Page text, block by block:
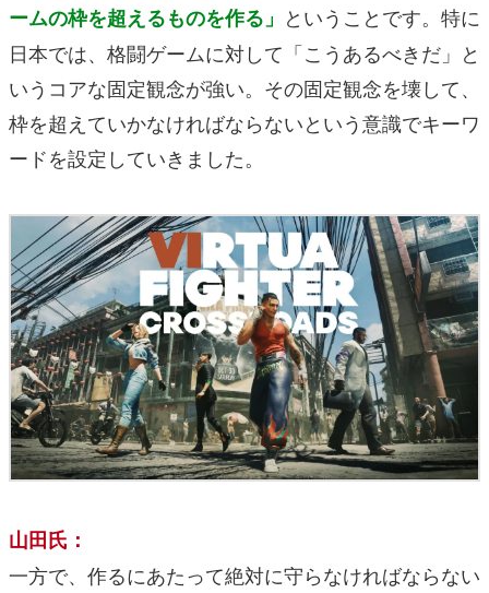
ームの枠を超えるものを作る」 ということです。特に
日本では、格闘ゲームに対して「こうあるべきだ」と
いうコアな固定観念が強い。その固定観念を壊して、
枠を超えていかなければならないという意識でキーワ
ードを設定していきました。
山田氏：
一方で、作るにあたって絶対に守らなければならない